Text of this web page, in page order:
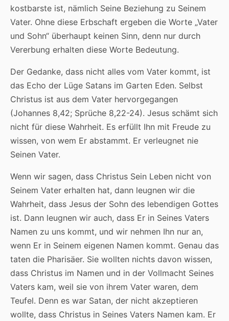
kostbarste ist, nämlich Seine Beziehung zu Seinem
Vater. Ohne diese Erbschaft ergeben die Worte „Vater
und Sohn“ überhaupt keinen Sinn, denn nur durch
Vererbung erhalten diese Worte Bedeutung.
Der Gedanke, dass nicht alles vom Vater kommt, ist
das Echo der Lüge Satans im Garten Eden. Selbst
Christus ist aus dem Vater hervorgegangen
(Johannes 8,42; Sprüche 8,22-24). Jesus schämt sich
nicht für diese Wahrheit. Es erfüllt Ihn mit Freude zu
wissen, von wem Er abstammt. Er verleugnet nie
Seinen Vater.
Wenn wir sagen, dass Christus Sein Leben nicht von
Seinem Vater erhalten hat, dann leugnen wir die
Wahrheit, dass Jesus der Sohn des lebendigen Gottes
ist. Dann leugnen wir auch, dass Er in Seines Vaters
Namen zu uns kommt, und wir nehmen Ihn nur an,
wenn Er in Seinem eigenen Namen kommt. Genau das
taten die Pharisäer. Sie wollten nichts davon wissen,
dass Christus im Namen und in der Vollmacht Seines
Vaters kam, weil sie von ihrem Vater waren, dem
Teufel. Denn es war Satan, der nicht akzeptieren
wollte, dass Christus in Seines Vaters Namen kam. Er